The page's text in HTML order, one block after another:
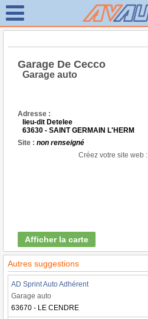
Garage De Cecco
Garage auto
Adresse :
lieu-dit Detelee
63630 - SAINT GERMAIN L'HERM
Site : non renseigné
Créez votre site web :
Afficher la carte
Autres suggestions
AD Sprint Auto Adhérent
Garage auto
63670 - LE CENDRE